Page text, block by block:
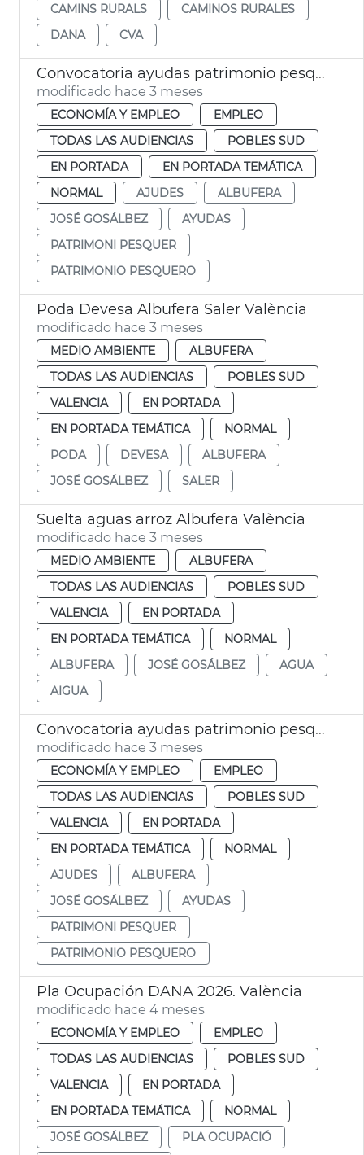
CAMINS RURALS
CAMINOS RURALES
DANA
CVA
Convocatoria ayudas patrimonio pesquero València 2026
modificado hace 3 meses
ECONOMÍA Y EMPLEO
EMPLEO
TODAS LAS AUDIENCIAS
POBLES SUD
EN PORTADA
EN PORTADA TEMÁTICA
NORMAL
AJUDES
ALBUFERA
JOSÉ GOSÁLBEZ
AYUDAS
PATRIMONI PESQUER
PATRIMONIO PESQUERO
Poda Devesa Albufera Saler València
modificado hace 3 meses
MEDIO AMBIENTE
ALBUFERA
TODAS LAS AUDIENCIAS
POBLES SUD
VALENCIA
EN PORTADA
EN PORTADA TEMÁTICA
NORMAL
PODA
DEVESA
ALBUFERA
JOSÉ GOSÁLBEZ
SALER
Suelta aguas arroz Albufera València
modificado hace 3 meses
MEDIO AMBIENTE
ALBUFERA
TODAS LAS AUDIENCIAS
POBLES SUD
VALENCIA
EN PORTADA
EN PORTADA TEMÁTICA
NORMAL
ALBUFERA
JOSÉ GOSÁLBEZ
AGUA
AIGUA
Convocatoria ayudas patrimonio pesquero València 2026
modificado hace 3 meses
ECONOMÍA Y EMPLEO
EMPLEO
TODAS LAS AUDIENCIAS
POBLES SUD
VALENCIA
EN PORTADA
EN PORTADA TEMÁTICA
NORMAL
AJUDES
ALBUFERA
JOSÉ GOSÁLBEZ
AYUDAS
PATRIMONI PESQUER
PATRIMONIO PESQUERO
Pla Ocupación DANA 2026. València
modificado hace 4 meses
ECONOMÍA Y EMPLEO
EMPLEO
TODAS LAS AUDIENCIAS
POBLES SUD
VALENCIA
EN PORTADA
EN PORTADA TEMÁTICA
NORMAL
JOSÉ GOSÁLBEZ
PLA OCUPACIÓ